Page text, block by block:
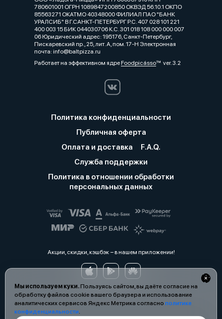
Мы используем куки.Пользуясь сайтом, вы даёте согласие на
обработку файлов cookie вашего браузера и использование
аналитических сервисов Яндекс Метрика согласно политике
конфиденциальности.
780601001 ОГРН 1089847200850 ОКВЭД 56.10.1 ОКПО
85563271 ОКАТМО 40348000 ФИЛИАЛ ПАО "БАНК
УРАЛСИБ" В Г.САНКТ-ПЕТЕРБУРГ Р.С. 407 028 101 221
400 003 15 БИК 044030706 К.С. 301 018 108 000 000 007
06 Юридический адрес: 195176, Санкт-Петербург,
Пискаревский пр., 25, лит. А, пом. 17-Н Электронная
почта: info@baltpizza.ru
Работает на эффективном ядреFoodpicássover. 3.2
Политика конфиденциальности
Публичная оферта
Оплата и доставка
F.A.Q.
Служба поддержки
Политика в отношении обработки
персональных данных
Акции, скидки, кэшбэк − в нашем приложении!